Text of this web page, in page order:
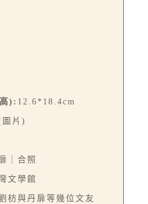
): 12.6*18.4cm
圖片)
｜合照
文學館
枋與丹扉等幾位文友